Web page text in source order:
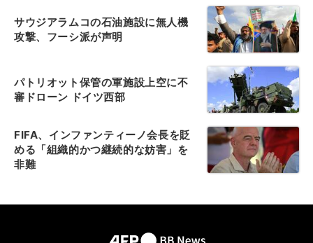
サウジアラムコの石油施設に無人機
攻撃、フーシ派が声明
パトリオット保管の軍施設上空に不
審ドローン ドイツ西部
FIFA、インファンティーノ会長を貶
める「組織的かつ継続的な妨害」を
非難